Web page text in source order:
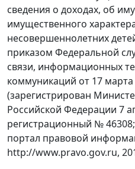
сведения о доходах, об
имущественного
несовершеннолетних
приказом Федеральной
связи, информационных
коммуникаций от 17 марта
(зарегистрирован
Российской Федерации 7
регистрационный №
портал правовой
http://www.pravo.gov.ru,